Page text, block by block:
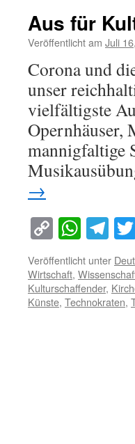
Aus für
Veröffentlicht am Juli
Corona und
unser
vielfältigste
Opernhäuser,
mannigfaltige
→
Copy
Link
Veröffentlicht unter
Wirtschaft,
Kulturschaffender,
Künste, Technokraten,